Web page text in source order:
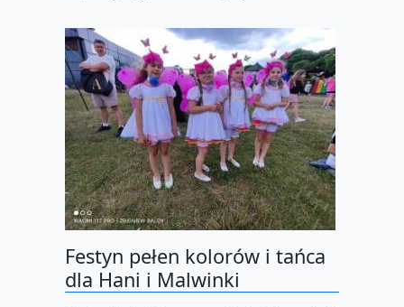
Festyn pełen kolorów i tańca
dla Hani i Malwinki